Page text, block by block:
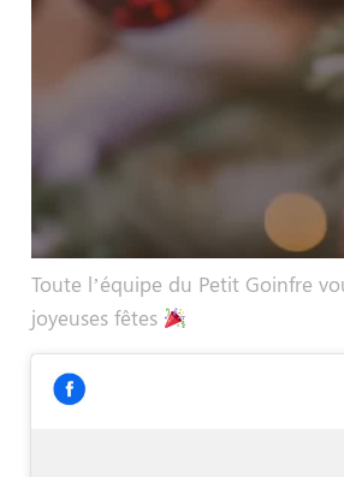
Toute l’équipe du Petit Goinfre
joyeuses fêtes